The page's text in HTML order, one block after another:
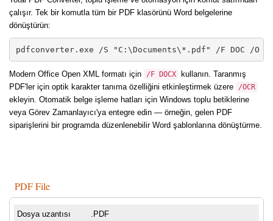
çalışır. Tek bir komutla tüm bir PDF klasörünü Word belgelerine
dönüştürün:
pdfconverter.exe /S "C:\Documents\*.pdf" /F DOC /O
Modern Office Open XML formatı için /F DOCX
kullanın. Taranmış
PDF'ler için optik karakter tanıma özelliğini etkinleştirmek üzere
/OCR
ekleyin. Otomatik belge işleme hatları için Windows toplu betiklerine
veya Görev Zamanlayıcı'ya entegre edin — örneğin, gelen PDF
siparişlerini bir programda düzenlenebilir Word şablonlarına dönüştürme.
PDF File
Dosya uzantısı .PDF